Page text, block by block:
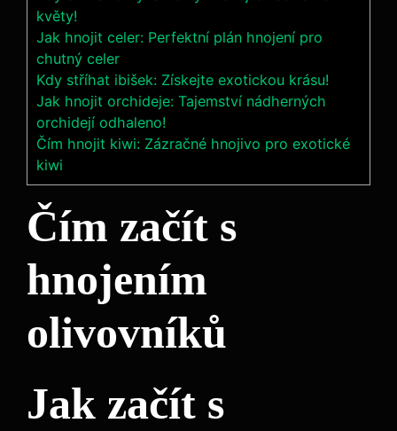
květy!
Jak hnojit celer: Perfektní plán hnojení pro
chutný celer
Kdy stříhat ibišek: Získejte exotickou krásu!
Jak hnojit orchideje: Tajemství nádherných
orchidejí odhaleno!
Čím hnojit kiwi: Zázračné hnojivo pro exotické
kiwi
Čím ​začít s
hnojením
olivovníků
Jak začít s